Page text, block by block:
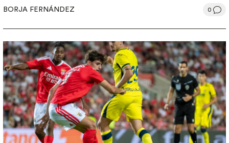
BORJA FERNÁNDEZ 0